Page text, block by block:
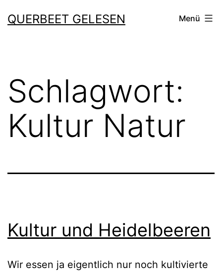
Inhalt
QUERBEET GELESEN Menü
Schlagwort:
Kultur Natur
Kultur und Heidelbeeren
Wir essen ja eigent­lich nur noch kul­ti­vier­te